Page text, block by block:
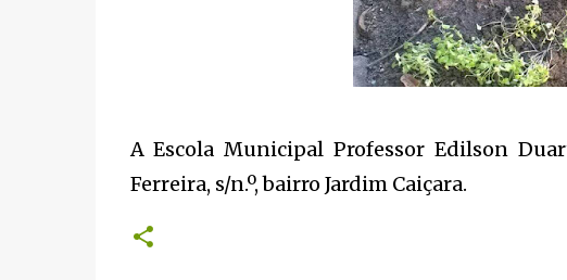
A Escola Municipal Professor Edilson
Ferreira, s/n.º, bairro Jardim Caiçara.